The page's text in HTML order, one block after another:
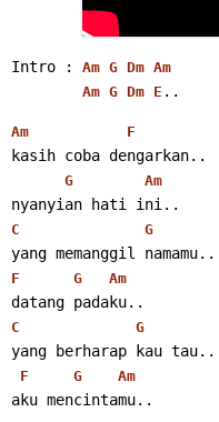
Intro : Am G Dm Am
Am G Dm E ..
Am F
kasih coba dengarkan..
G Am
nyanyian hati ini..
C G
yang memanggil namamu..
F G Am
datang padaku..
C G
yang berharap kau tau..
F G Am
aku mencintamu..